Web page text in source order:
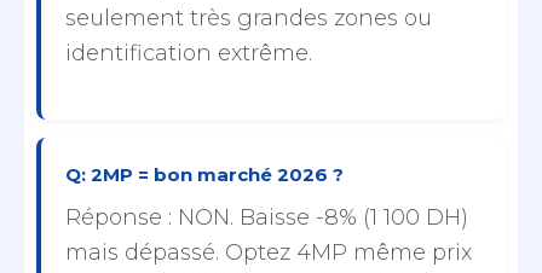
seulement très grandes zones ou
identification extrême.
Q: 2MP = bon marché 2026 ?
Réponse : NON. Baisse -8% (1 100 DH)
mais dépassé. Optez 4MP même prix